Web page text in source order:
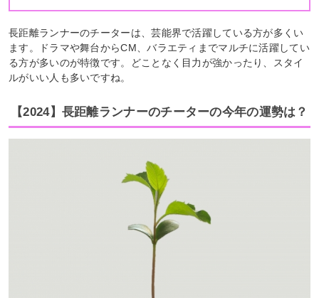
長距離ランナーのチーターは、芸能界で活躍している方が多くい
ます。ドラマや舞台からCM、バラエティまでマルチに活躍してい
る方が多いのが特徴です。どことなく目力が強かったり、スタイ
ルがいい人も多いですね。
【2024】長距離ランナーのチーターの今年の運勢は？